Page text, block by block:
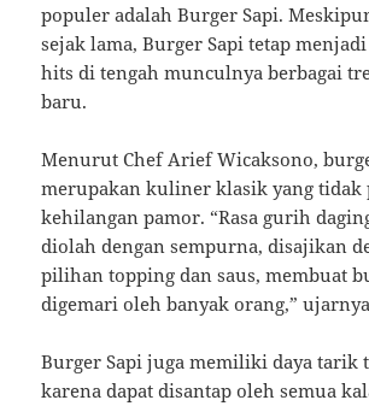
populer adalah Burger Sapi.
sejak lama, Burger Sapi tetap
hits di tengah munculnya berbagai
baru.
Menurut Chef Arief Wicaksono,
merupakan kuliner klasik yang tidak
kehilangan pamor. “Rasa gurih
diolah dengan sempurna, disajikan
pilihan topping dan saus, membuat
digemari oleh banyak orang,”
Burger Sapi juga memiliki daya tarik
karena dapat disantap oleh semua